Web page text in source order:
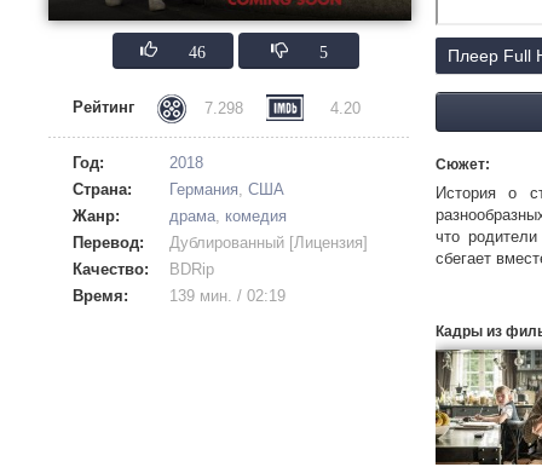
46 5
Рейтинг 7.298 4.20
Год:
2018
Страна:
Германия, США
Жанр:
драма, комедия
Перевод:
Дублированный [Лицензия]
Качество:
BDRip
Время:
139 мин. / 02:19
Плеер Full
Сюжет:
История о
что
сбегает
Кадры из